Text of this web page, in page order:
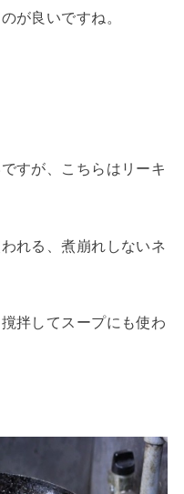
が良いですね。
すが、こちらはリーキ
れる、煮崩れしないネ
拌してスープにも使わ